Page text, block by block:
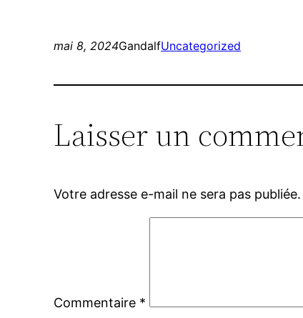
mai 8, 2024GandalfUncategorized
Laisser un
Votre adresse e-mail ne sera pas publiée.
Commentaire *